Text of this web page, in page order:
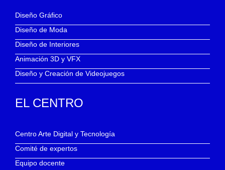
Diseño Gráfico
Diseño de Moda
Diseño de Interiores
Animación 3D y VFX
Diseño y Creación de Videojuegos
EL CENTRO
Centro Arte Digital y Tecnología
Comité de expertos
Equipo docente